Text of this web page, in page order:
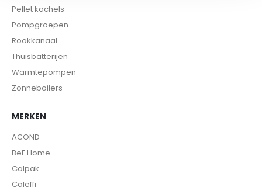
Pellet kachels
Pompgroepen
Rookkanaal
Thuisbatterijen
Warmtepompen
Zonneboilers
MERKEN
ACOND
BeF Home
Calpak
Caleffi